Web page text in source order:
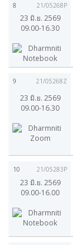
8 21/05268P
23 มิ.ย. 2569
09.00-16.30
9 21/05268Z
23 มิ.ย. 2569
09.00-16.30
10 21/05283P
23 มิ.ย. 2569
09.00-16.00